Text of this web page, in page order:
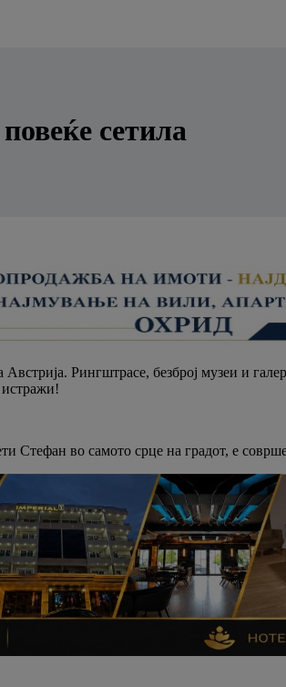
сетила
Рингштрасе, безброј музеи и
Стефан во самото срце на градот, е